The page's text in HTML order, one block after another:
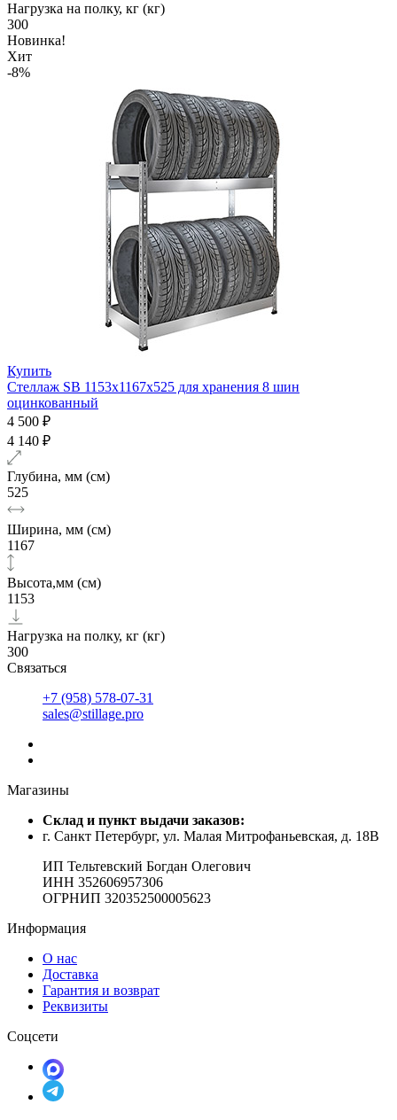
Нагрузка на полку, кг (кг)
300
Новинка!
Хит
-8%
Купить
Стеллаж SB 1153х1167х525 для хранения 8 шин
оцинкованный
4 500 ₽
4 140 ₽
Глубина, мм (см)
525
Ширина, мм (см)
1167
Высота,мм (см)
1153
Нагрузка на полку, кг (кг)
300
Связаться
+7 (958) 578-07-31
sales@stillage.pro
Магазины
Cклад и пункт выдачи заказов:
г. Санкт Петербург, ул. Малая Митрофаньевская, д. 18В
ИП Тельтевский Богдан Олегович
ИНН 352606957306
ОГРНИП 320352500005623
Информация
О нас
Доставка
Гарантия и возврат
Реквизиты
Соцсети